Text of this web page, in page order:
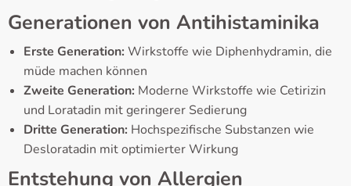
Generationen von Antihistaminika
Erste Generation: Wirkstoffe wie Diphenhydramin, die
müde machen können
Zweite Generation: Moderne Wirkstoffe wie Cetirizin
und Loratadin mit geringerer Sedierung
Dritte Generation: Hochspezifische Substanzen wie
Desloratadin mit optimierter Wirkung
Entstehung von Allergien